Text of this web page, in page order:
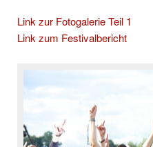
Link zur Fotogalerie Teil 1
Link zum Festivalbericht